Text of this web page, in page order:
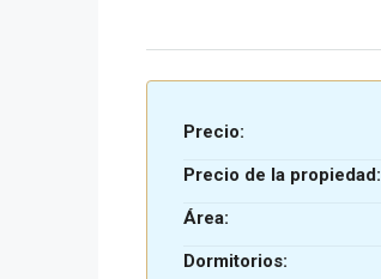
Precio:
Precio de la propiedad:
Área:
Dormitorios: